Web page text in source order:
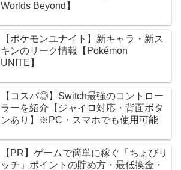
Worlds Beyond】
【ポケモンユナイト】新キャラ・新ス
キンのリーク情報【Pokémon
UNITE】
【コスパ◎】Switch最強のコントロー
ラーを紹介【ジャイロ対応・背面ボタ
ンあり】※PC・スマホでも使用可能
【PR】ゲームで簡単に稼ぐ「ちょびリ
ッチ」ポイントの貯め方・最低換金・